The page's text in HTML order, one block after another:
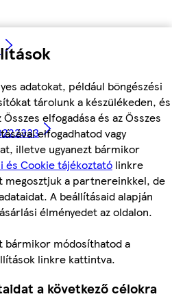
adatokat, például böngészési
tárolunk a készülékeden, és
elfogadása és az Összes
elfogadhatod vagy
illetve ugyanezt bármikor
és Cookie tájékoztató linkre
megosztjuk a partnereinkkel, de
A beállításaid alapján
élményedet az oldalon.
bármikor módosíthatod a
linkre kattintva.
a következő célokra